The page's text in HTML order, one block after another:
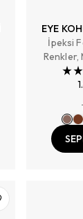
EYE
İpeksi
Renkler,